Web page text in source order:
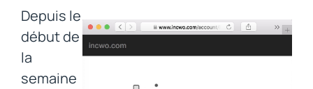
Depuis le
début de
la
semaine